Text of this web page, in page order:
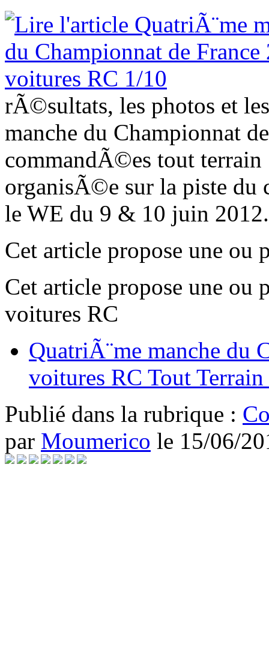
rÃ©sultats, les photos et
manche du Championnat
commandÃ©es tout
organisÃ©e sur la piste
le WE du 9 & 10 juin
Cet article propose une ou
Cet article propose une ou
voitures RC
QuatriÃ¨me manche du
voitures RC Tout
Publié dans la rubrique :
par Moumerico le 15/06/